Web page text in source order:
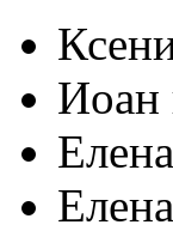
Иоан
Елена
Елена